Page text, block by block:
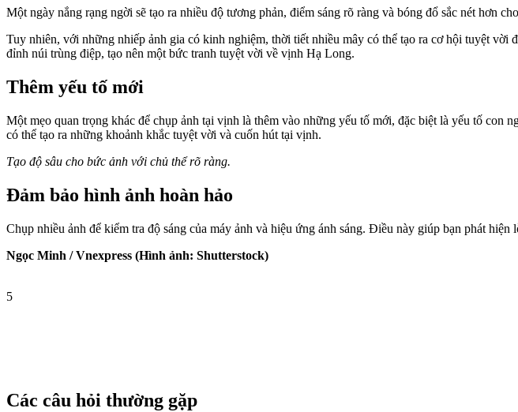
Một ngày nắng rạng ngời sẽ tạo ra nhiều độ tương phản, điểm sáng rõ ràng và bóng đổ sắc nét hơn
Tuy nhiên, với những nhiếp ảnh gia có kinh nghiệm, thời tiết nhiều mây có thể tạo ra cơ hội tuyệt
đỉnh núi trùng điệp, tạo nên một bức tranh tuyệt vời về vịnh Hạ Long.
Thêm yếu tố mới
Một mẹo quan trọng khác để chụp ảnh tại vịnh là thêm vào những yếu tố mới, đặc biệt là yếu tố
có thể tạo ra những khoảnh khắc tuyệt vời và cuốn hút tại vịnh.
Tạo độ sâu cho bức ảnh với chủ thể rõ ràng.
Đảm bảo hình ảnh hoàn hảo
Chụp nhiều ảnh để kiểm tra độ sáng của máy ảnh và hiệu ứng ánh sáng. Điều này giúp bạn phát hiện
Ngọc Minh / Vnexpress (Hình ảnh: Shutterstock)
5
Các câu hỏi thường gặp